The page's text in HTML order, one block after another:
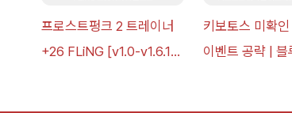
프로스트펑크 2 트레이너
+26 FLiNG [v1.0-v1.6.1+]
키보토스 미확인
이벤트 공략 | 블